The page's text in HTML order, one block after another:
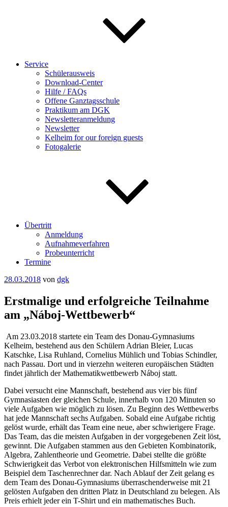
Service
Schülerausweis
Download-Center
Hilfe / FAQs
Offene Ganztagsschule
Praktikum am DGK
Newsletteranmeldung
Newsletter
Kelheim for our foreign guests
Fotogalerie
Übertritt
Anmeldung
Aufnahmeverfahren
Probeunterricht
Termine
Veröffentlicht
28.03.2018 von dgk
Erstmalige und erfolgreiche Teilnahme
am „Náboj-Wettbewerb“
Am 23.03.2018 startete ein Team des Donau-Gymnasiums
Kelheim, bestehend aus den Schülern Adrian Bleier, Lucas
Katschke, Lisa Ruhland, Cornelius Mühlich und Tobias Schindler,
nach Passau. Dort und in vierzehn weiteren europäischen Städten
findet jährlich der Mathematikwettbewerb Náboj statt.
Dabei versucht eine Mannschaft, bestehend aus vier bis fünf
Gymnasiasten der gleichen Schule, innerhalb von 120 Minuten so
viele Aufgaben wie möglich zu lösen. Zu Beginn des Wettbewerbs
hat jede Mannschaft sechs Aufgaben. Sobald eine Aufgabe richtig
gelöst wurde, erhält das Team eine neue, aber schwierigere Frage.
Das Team, das die meisten Aufgaben in der vorgegebenen Zeit löst,
gewinnt. Die Aufgaben stammen aus den Gebieten Kombinatorik,
Algebra, Zahlentheorie und Geometrie. Dabei stellte die größte
Schwierigkeit das Verbot von elektronischen Hilfsmitteln wie zum
Beispiel dem Taschenrechner dar. Nach Ablauf der Zeit gelang es
dem Team des Donau-Gymnasiums überraschenderweise mit 21
gelösten Aufgaben den dritten Platz in Deutschland zu belegen. Als
Preis erhielt jeder ein T-Shirt und ein mathematisches Buch.